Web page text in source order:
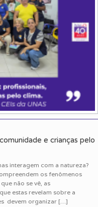
e crianças pelo
interagem com a natureza?
os fenômenos
não se vê, as
estas revelam sobre a
devem organizar […]